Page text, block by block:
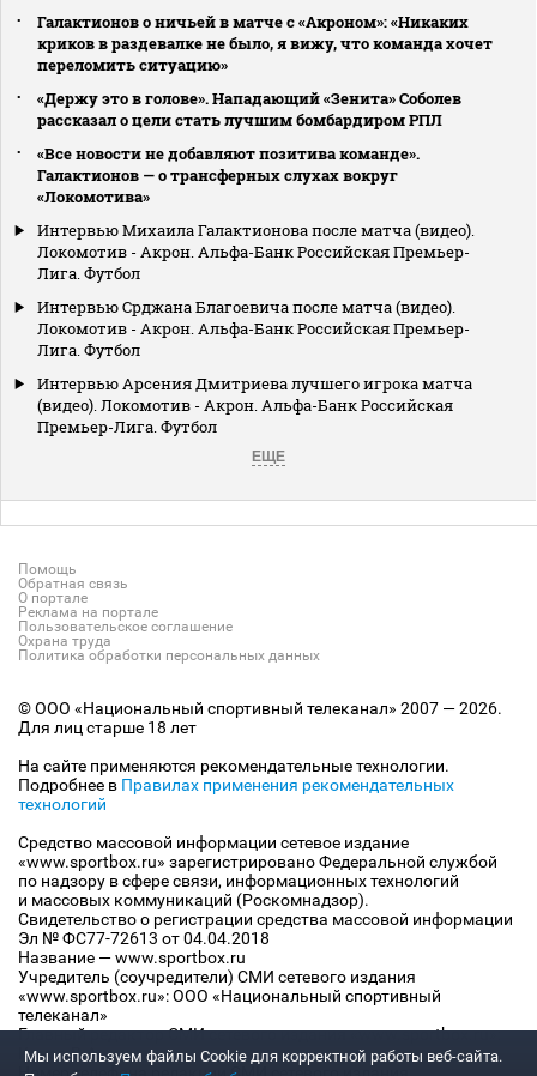
Галактионов о ничьей в матче с «Акроном»: «Никаких
криков в раздевалке не было, я вижу, что команда хочет
переломить ситуацию»
«Держу это в голове». Нападающий «Зенита» Соболев
рассказал о цели стать лучшим бомбардиром РПЛ
«Все новости не добавляют позитива команде».
Галактионов — о трансферных слухах вокруг
«Локомотива»
Интервью Михаила Галактионова после матча (видео).
Локомотив - Акрон. Альфа-Банк Российская Премьер-
Лига. Футбол
Интервью Срджана Благоевича после матча (видео).
Локомотив - Акрон. Альфа-Банк Российская Премьер-
Лига. Футбол
Интервью Арсения Дмитриева лучшего игрока матча
(видео). Локомотив - Акрон. Альфа-Банк Российская
Премьер-Лига. Футбол
ЕЩЕ
Помощь
Обратная связь
О портале
Реклама на портале
Пользовательское соглашение
Охрана труда
Политика обработки персональных данных
© ООО «Национальный спортивный телеканал» 2007 — 2026.
Для лиц старше 18 лет
На сайте применяются рекомендательные технологии.
Подробнее в Правилах применения рекомендательных
технологий
Средство массовой информации сетевое издание
«www.sportbox.ru» зарегистрировано Федеральной службой
по надзору в сфере связи, информационных технологий
и массовых коммуникаций (Роскомнадзор).
Свидетельство о регистрации средства массовой информации
Эл № ФС77-72613 от 04.04.2018
Название — www.sportbox.ru
Учредитель (соучредители) СМИ сетевого издания
«www.sportbox.ru»: ООО «Национальный спортивный
телеканал»
Главный редактор СМИ сетевого издания «www.sportbox.ru»:
Конов В.А.
Номер телефона редакции СМИ сетевого издания
Мы используем файлы Сookie для корректной работы веб-сайта.